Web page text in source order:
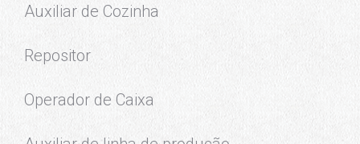
Auxiliar de Cozinha
Repositor
Operador de Caixa